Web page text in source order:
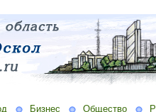
Бизнес Общество